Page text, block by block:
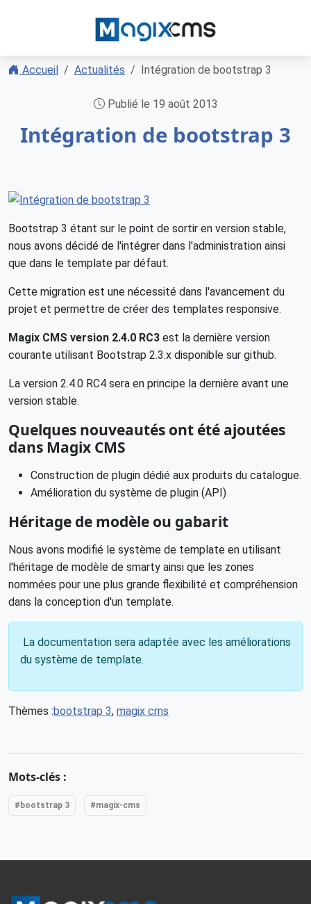
Accueil Actualités Intégration de bootstrap 3
Publié le 19 août 2013
Intégration de bootstrap 3
Bootstrap 3 étant sur le point de sortir en version stable,
nous avons décidé de l'intégrer dans l'administration ainsi
que dans le template par défaut.
Cette migration est une nécessité dans l'avancement du
projet et permettre de créer des templates responsive.
Magix CMS version 2.4.0 RC3 est la dernière version
courante utilisant Bootstrap 2.3.x disponible sur github.
La version 2.4.0 RC4 sera en principe la dernière avant une
version stable.
Quelques nouveautés ont été ajoutées
dans Magix CMS
Construction de plugin dédié aux produits du catalogue.
Amélioration du système de plugin (API)
Héritage de modèle ou gabarit
Nous avons modifié le système de template en utilisant
l'héritage de modèle de smarty ainsi que les zones
nommées pour une plus grande flexibilité et compréhension
dans la conception d'un template.
La documentation sera adaptée avec les améliorations
du système de template.
Thèmes :bootstrap 3, magix cms
Mots-clés :
#bootstrap 3 #magix-cms